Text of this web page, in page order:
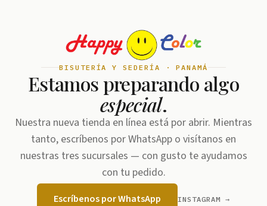
BISUTERÍA Y SEDERÍA · PANAMÁ
Estamos preparando algo
especial.
Nuestra nueva tienda en línea está por abrir. Mientras
tanto, escríbenos por WhatsApp o visítanos en
nuestras tres sucursales — con gusto te ayudamos
con tu pedido.
Escríbenos por WhatsApp INSTAGRAM →